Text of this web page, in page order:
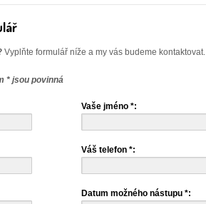
Vyplňte formulář níže a my vás budeme kontaktovat.
* jsou povinná
Vaše jméno *:
Váš telefon *:
Datum možného nástupu *: